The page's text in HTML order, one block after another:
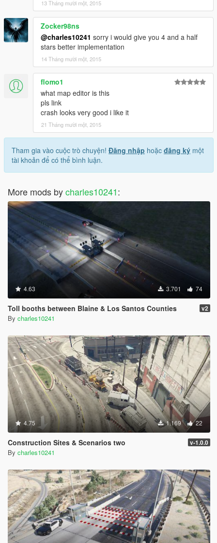
13 Tháng mười một, 2015
Zocker98ns
@charles10241 sorry i would give you 4 and a half
stars better implementation
14 Tháng mười một, 2015
flomo1
what map editor is this
pls link
crash looks very good i like it
21 Tháng mười một, 2015
Tham gia vào cuộc trò chuyện! Đăng nhập hoặc đăng ký một
tài khoản để có thể bình luận.
More mods bycharles10241:
4.63 3.701 74
Toll booths between Blaine & Los Santos Counties v2
By charles10241
4.75 1.169 22
Construction Sites & Scenarios two v-1.0.0
By charles10241